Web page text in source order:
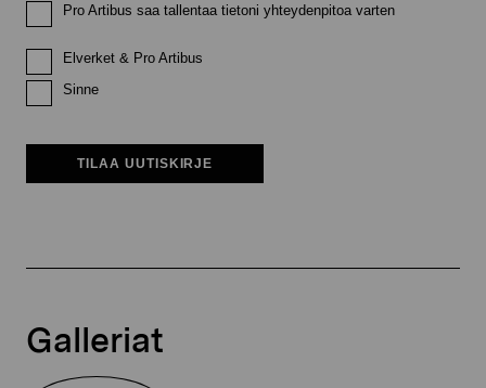
Pro Artibus saa tallentaa tietoni yhteydenpitoa varten
Elverket & Pro Artibus
Sinne
TILAA UUTISKIRJE
Galleriat